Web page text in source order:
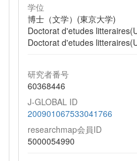
学位
博士（文学）(東京大学)
Doctorat d'etudes
Doctorat d'etudes
研究者番号
60368446
J-GLOBAL ID
200901067533041766
researchmap会員ID
5000054990